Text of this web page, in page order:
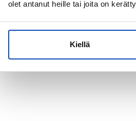
olet antanut heille tai joita on
Kiellä